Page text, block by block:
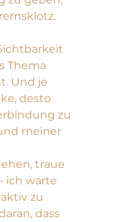
Thema
Und je
desto
zu
meiner
traue
ich warte
zu
dass